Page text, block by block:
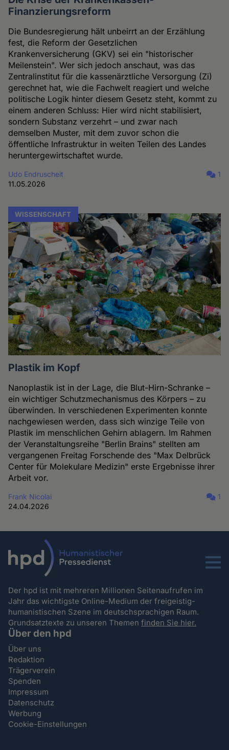
Finanzierungsreform
Die Bundesregierung hält unbeirrt an der Erzählung
fest, die Reform der Gesetzlichen
Krankenversicherung (GKV) sei ein "historischer
Meilenstein". Wer sich jedoch anschaut, was das
Zentralinstitut für die kassenärztliche Versorgung (Zi)
gerechnet hat, wie die Fachwelt reagiert und welche
politische Logik hinter diesem Gesetz steht, kommt zu
einem anderen Schluss: Hier wird nicht stabilisiert,
sondern Substanz verzehrt – und zwar nach
demselben Muster, mit dem zuvor schon die
öffentliche Infrastruktur in weiten Teilen des Landes
heruntergewirtschaftet wurde.
Udo Endruscheit
11.05.2026
1
WISSENSCHAFT
Plastik im Kopf
Nanoplastik ist in der Lage, die Blut-Hirn-Schranke –
ein wichtiger Schutzmechanismus des Körpers – zu
überwinden. In verschiedenen Experimenten konnte
nachgewiesen werden, dass sich winzige Teile von
Plastik im menschlichen Gehirn ablagern. Im Rahmen
der Veranstaltungsreihe "Berlin Brains" stellten am
vergangenen Freitag Forschende des "Max Delbrück
Center für Molekulare Medizin" erste Ergebnisse ihrer
Arbeit vor.
Frank Nicolai
24.04.2026
1
Menu
Der hpd ist mit mehreren Millionen Seitenaufrufen im
Jahr das wichtigste Online-Medium der freigeistig-
humanistischen Szene im deutschsprachigen Raum.
Grundsatztexte zu unseren Themenfinden Sie hier.
Über den hpd
Über uns
Redaktion
Trägerverein
Spenden
Impressum
Datenschutz
Werbung
Cookie-Einstellungen